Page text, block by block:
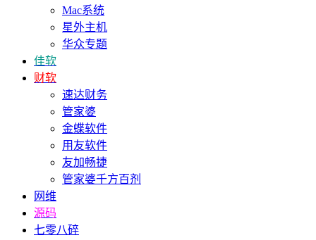
Mac系统
星外主机
华众专题
佳软
财软
速达财务
管家婆
金蝶软件
用友软件
友加畅捷
管家婆千方百剂
网维
源码
七零八碎